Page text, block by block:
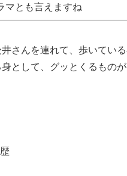
マとも言えますね
さんを連れて、歩いてい
として、グッとくるもの